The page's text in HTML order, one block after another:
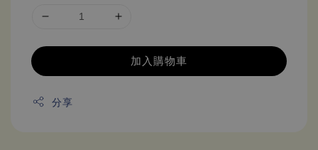
加入購物車
分享